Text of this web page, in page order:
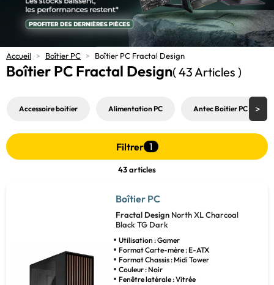
Accueil > Boîtier PC > Boîtier PC Fractal Design
Boîtier PC Fractal Design( 43 Articles )
Accessoire boitier Alimentation PC Antec Boitier PC
Filtrer 1
43 articles
Boîtier PC
Fractal Design North XL Charcoal
Black TG Dark
Utilisation : Gamer
Format Carte-mère : E-ATX
Format Chassis : Midi Tower
Couleur : Noir
Fenêtre latérale : Vitrée